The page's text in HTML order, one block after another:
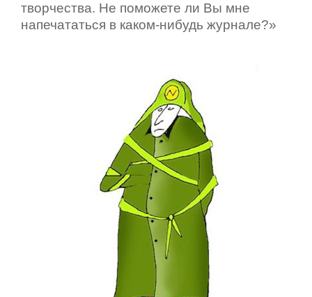
творчества. Не поможете ли Вы мне
напечататься в каком-нибудь журнале?»